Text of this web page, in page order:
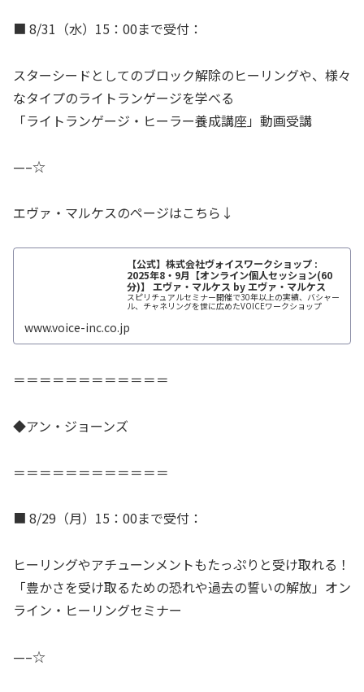
■ 8/31（水）15：00まで受付：
スターシードとしてのブロック解除のヒーリングや、様々
なタイプのライトランゲージを学べる
「ライトランゲージ・ヒーラー養成講座」動画受講
—–☆
エヴァ・マルケスのページはこちら↓
【公式】株式会社ヴォイスワークショップ :
2025年8・9月【オンライン個人セッション(60
分)】 エヴァ・マルケス by エヴァ・マルケス
スピリチュアルセミナー開催で30年以上の実績、バシャー
ル、チャネリングを世に広めたVOICEワークショップ
www.voice-inc.co.jp
＝＝＝＝＝＝＝＝＝＝＝＝
◆アン・ジョーンズ
＝＝＝＝＝＝＝＝＝＝＝＝
■ 8/29（月）15：00まで受付：
ヒーリングやアチューンメントもたっぷりと受け取れる！
「豊かさを受け取るための恐れや過去の誓いの解放」オン
ライン・ヒーリングセミナー
—–☆